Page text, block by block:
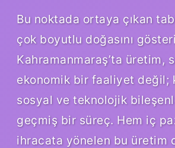
Bu noktada ortaya çıkan
çok boyutlu doğasını
Kahramanmaraş’ta üretim,
ekonomik bir faaliyet değil;
sosyal ve teknolojik
geçmiş bir süreç. Hem iç
ihracata yönelen bu üretim